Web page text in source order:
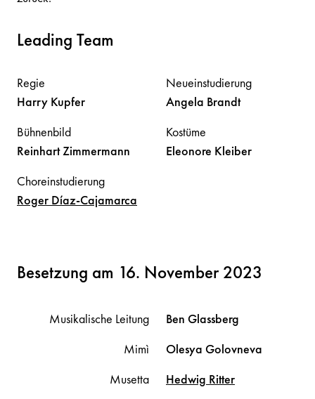
Leading Team
Regie
Harry Kupfer
Neueinstudierung
Angela Brandt
Bühnenbild
ReinhartZimmermann
Kostüme
Eleonore Kleiber
Choreinstudierung
Roger Díaz-Cajamarca
Besetzung am 16. November 2023
Musikalische Leitung Ben Glassberg
Mimì
Olesya Golovneva
Musetta
Hedwig Ritter